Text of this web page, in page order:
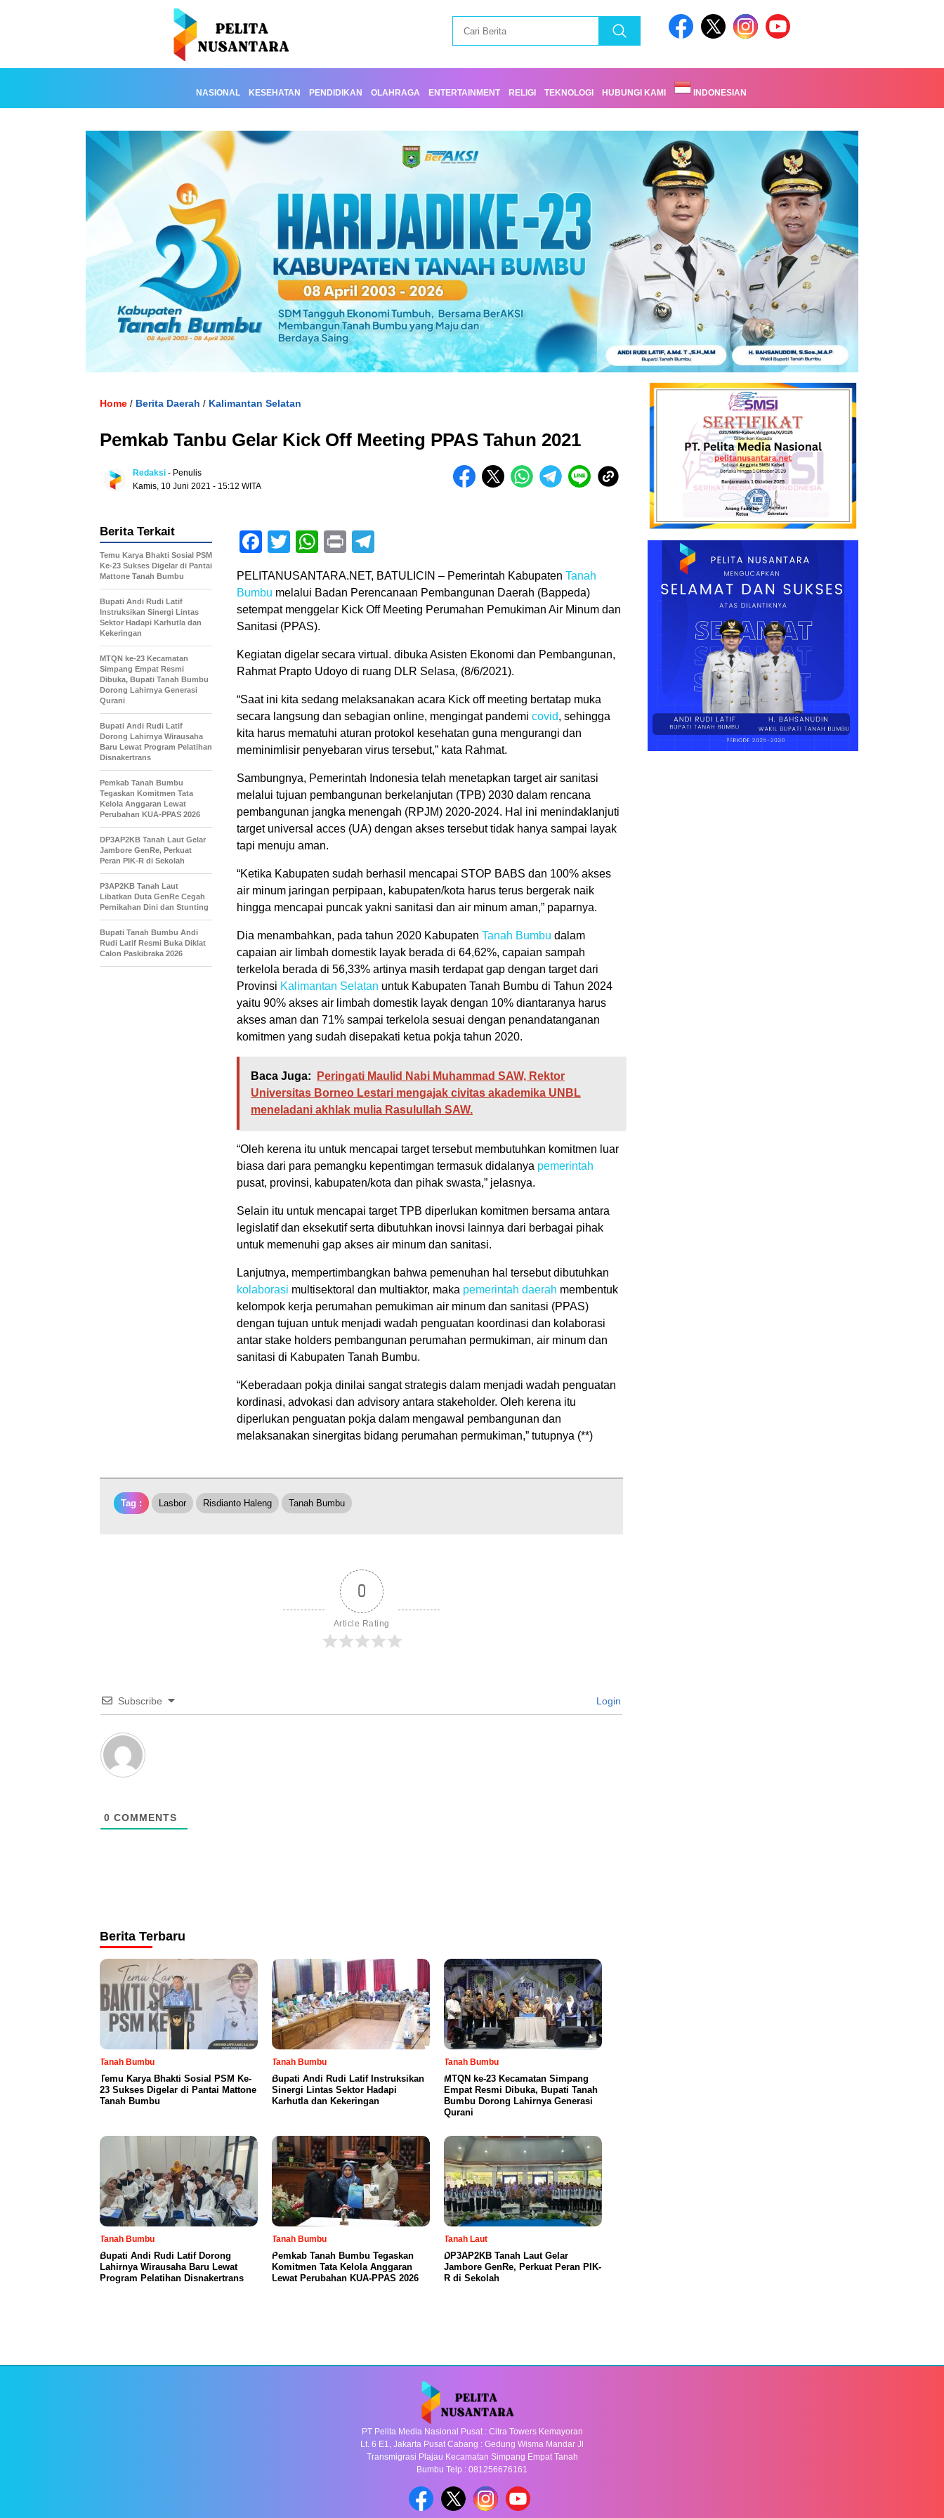
NASIONAL KESEHATAN PENDIDIKAN OLAHRAGA ENTERTAINMENT RELIGI TEKNOLOGI HUBUNGI KAMI INDONESIAN
Home / Berita Daerah / Kalimantan Selatan
Pemkab Tanbu Gelar Kick Off Meeting PPAS Tahun 2021
Redaksi - Penulis
Kamis, 10 Juni 2021 - 15:12 WITA
Facebook
TwitterWhatsApp
Print
PELITANUSANTARA.NET, BATULICIN – Pemerintah Kabupaten Tanah
Bumbu melalui Badan Perencanaan Pembangunan Daerah (Bappeda)
setempat menggelar Kick Off Meeting Perumahan Pemukiman Air Minum dan
Sanitasi (PPAS).
Kegiatan digelar secara virtual. dibuka Asisten Ekonomi dan Pembangunan,
Rahmat Prapto Udoyo di ruang DLR Selasa, (8/6/2021).
“Saat ini kita sedang melaksanakan acara Kick off meeting bertatap muka
secara langsung dan sebagian online, mengingat pandemi covid, sehingga
kita harus mematuhi aturan protokol kesehatan guna mengurangi dan
meminimlisir penyebaran virus tersebut,” kata Rahmat.
Sambungnya, Pemerintah Indonesia telah menetapkan target air sanitasi
melalui tujuan pembangunan berkelanjutan (TPB) 2030 dalam rencana
pembangunan jangka menengah (RPJM) 2020-2024. Hal ini menindaklanjuti
target universal acces (UA) dengan akses tersebut tidak hanya sampai layak
tapi menuju aman.
“Ketika Kabupaten sudah berhasil mencapai STOP BABS dan 100% akses
air minum jaringan perpipaan, kabupaten/kota harus terus bergerak naik
hingga mencapai puncak yakni sanitasi dan air minum aman,” paparnya.
Dia menambahkan, pada tahun 2020 Kabupaten Tanah Bumbu dalam
capaian air limbah domestik layak berada di 64,62%, capaian sampah
terkelola berada di 56,33% artinya masih terdapat gap dengan target dari
Provinsi Kalimantan Selatan untuk Kabupaten Tanah Bumbu di Tahun 2024
yaitu 90% akses air limbah domestik layak dengan 10% diantaranya harus
akses aman dan 71% sampai terkelola sesuai dengan penandatanganan
komitmen yang sudah disepakati ketua pokja tahun 2020.
Baca Juga:
Peringati Maulid Nabi Muhammad SAW, Rektor
Universitas Borneo Lestari mengajak civitas akademika UNBL
meneladani akhlak mulia Rasulullah SAW.
“Oleh kerena itu untuk mencapai target tersebut membutuhkan komitmen luar
biasa dari para pemangku kepentimgan termasuk didalanya pemerintah
pusat, provinsi, kabupaten/kota dan pihak swasta,” jelasnya.
Selain itu untuk mencapai target TPB diperlukan komitmen bersama antara
legislatif dan eksekutif serta dibutuhkan inovsi lainnya dari berbagai pihak
untuk memenuhi gap akses air minum dan sanitasi.
Lanjutnya, mempertimbangkan bahwa pemenuhan hal tersebut dibutuhkan
kolaborasi multisektoral dan multiaktor, maka pemerintah daerah membentuk
kelompok kerja perumahan pemukiman air minum dan sanitasi (PPAS)
dengan tujuan untuk menjadi wadah penguatan koordinasi dan kolaborasi
antar stake holders pembangunan perumahan permukiman, air minum dan
sanitasi di Kabupaten Tanah Bumbu.
“Keberadaan pokja dinilai sangat strategis dalam menjadi wadah penguatan
kordinasi, advokasi dan advisory antara stakeholder. Oleh kerena itu
diperlukan penguatan pokja dalam mengawal pembangunan dan
melaksanakan sinergitas bidang perumahan permukiman,” tutupnya (**)
Berita Terkait
Temu Karya Bhakti Sosial PSM
Ke-23 Sukses Digelar di Pantai
Mattone Tanah Bumbu
Bupati Andi Rudi Latif
Instruksikan Sinergi Lintas
Sektor Hadapi Karhutla dan
Kekeringan
MTQN ke-23 Kecamatan
Simpang Empat Resmi
Dibuka, Bupati Tanah Bumbu
Dorong Lahirnya Generasi
Qurani
Bupati Andi Rudi Latif
Dorong Lahirnya Wirausaha
Baru Lewat Program Pelatihan
Disnakertrans
Pemkab Tanah Bumbu
Tegaskan Komitmen Tata
Kelola Anggaran Lewat
Perubahan KUA-PPAS 2026
DP3AP2KB Tanah Laut Gelar
Jambore GenRe, Perkuat
Peran PIK-R di Sekolah
P3AP2KB Tanah Laut
Libatkan Duta GenRe Cegah
Pernikahan Dini dan Stunting
Bupati Tanah Bumbu Andi
Rudi Latif Resmi Buka Diklat
Calon Paskibraka 2026
Tag : Lasbor Risdianto Haleng Tanah Bumbu
0
Article Rating
Subscribe Login
0 COMMENTS
Berita Terbaru
Tanah Bumbu
Temu Karya Bhakti Sosial PSM Ke-
23 Sukses Digelar di Pantai Mattone
Tanah Bumbu
Tanah Bumbu
Bupati Andi Rudi Latif Instruksikan
Sinergi Lintas Sektor Hadapi
Karhutla dan Kekeringan
Tanah Bumbu
MTQN ke-23 Kecamatan Simpang
Empat Resmi Dibuka, Bupati Tanah
Bumbu Dorong Lahirnya Generasi
Qurani
Tanah Bumbu
Bupati Andi Rudi Latif Dorong
Lahirnya Wirausaha Baru Lewat
Program Pelatihan Disnakertrans
Tanah Bumbu
Pemkab Tanah Bumbu Tegaskan
Komitmen Tata Kelola Anggaran
Lewat Perubahan KUA-PPAS 2026
Tanah Laut
DP3AP2KB Tanah Laut Gelar
Jambore GenRe, Perkuat Peran PIK-
R di Sekolah
PT Pelita Media Nasional Pusat : Citra Towers Kemayoran
Lt. 6 E1, Jakarta Pusat Cabang : Gedung Wisma Mandar Jl
Transmigrasi Plajau Kecamatan Simpang Empat Tanah
Bumbu Telp : 081256676161